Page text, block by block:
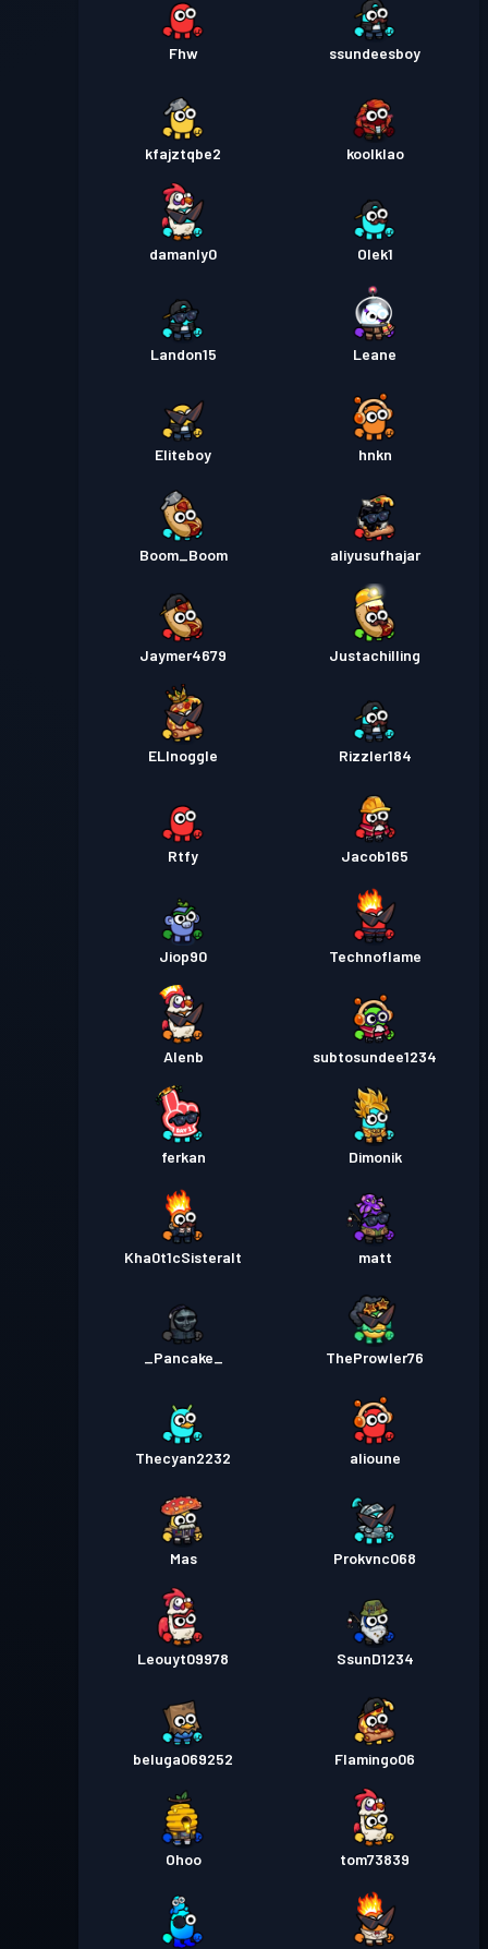
Fhw ssundeesboy
kfajztqbe2 koolklao
damanly0 Olek1
Landon15 Leane
Eliteboy hnkn
Boom_Boom aliyusufhajar
Jaymer4679 Justachilling
ELInoggle Rizzler184
Rtfy Jacob165
Jiop90 Technoflame
Alenb subtosundee1234
ferkan Dimonik
Kha0t1cSisteralt matt
_Pancake_ TheProwler76
Thecyan2232 alioune
Mas Prokvnc068
Leouyt09978 SsunD1234
beluga069252 Flamingo06
Ohoo tom73839